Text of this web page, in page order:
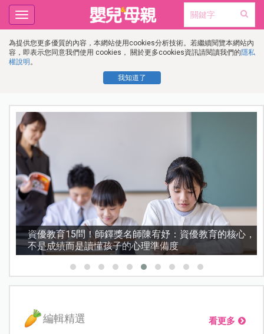
為提供您更多優質的內容，本網站使用cookies分析技術。若繼續閱覽本網站內
容，即表示您同意我們使用 cookies， 關於更多cookies資訊請閱讀我們的隱私
權說明 。
我知道了
Toggle
navigation
資優教育15問！師鐸獎名師陳宥妤：資優教育的核心，
不是成績而是讀懂孩子的心理準備度
編輯精選 看更多